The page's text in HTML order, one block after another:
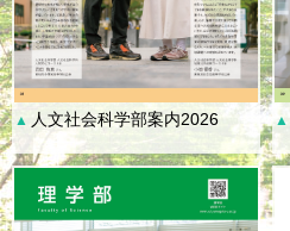
▲ 人文社会科学部案内2026 ▲